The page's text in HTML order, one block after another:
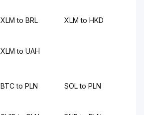
XLM to BRL XLM to HKD
XLM to UAH
BTC to PLN SOL to PLN